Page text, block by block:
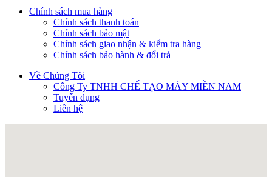
Chính sách mua hàng
Chính sách thanh toán
Chính sách bảo mật
Chính sách giao nhận & kiểm tra hàng
Chính sách bảo hành & đổi trả
Về Chúng Tôi
Công Ty TNHH CHẾ TẠO MÁY MIỀN NAM
Tuyển dụng
Liên hệ